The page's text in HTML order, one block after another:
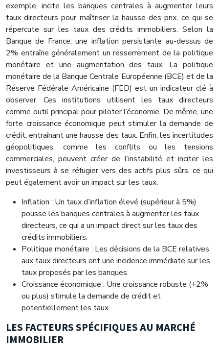
exemple, incite les banques centrales à augmenter leurs
taux directeurs pour maîtriser la hausse des prix, ce qui se
répercute sur les taux des crédits immobiliers. Selon la
Banque de France, une inflation persistante au-dessus de
2% entraîne généralement un resserrement de la politique
monétaire et une augmentation des taux. La politique
monétaire de la Banque Centrale Européenne (BCE) et de la
Réserve Fédérale Américaine (FED) est un indicateur clé à
observer. Ces institutions utilisent les taux directeurs
comme outil principal pour piloter l’économie. De même, une
forte croissance économique peut stimuler la demande de
crédit, entraînant une hausse des taux. Enfin, les incertitudes
géopolitiques, comme les conflits ou les tensions
commerciales, peuvent créer de l’instabilité et inciter les
investisseurs à se réfugier vers des actifs plus sûrs, ce qui
peut également avoir un impact sur les taux.
Inflation : Un taux d’inflation élevé (supérieur à 5%)
pousse les banques centrales à augmenter les taux
directeurs, ce qui a un impact direct sur les taux des
crédits immobiliers.
Politique monétaire : Les décisions de la BCE relatives
aux taux directeurs ont une incidence immédiate sur les
taux proposés par les banques.
Croissance économique : Une croissance robuste (+2%
ou plus) stimule la demande de crédit et
potentiellement les taux.
LES FACTEURS SPÉCIFIQUES AU MARCHÉ
IMMOBILIER